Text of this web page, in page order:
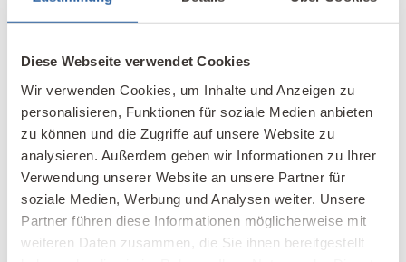
Diese Webseite verwendet Cookies
Wir verwenden Cookies, um Inhalte und Anzeigen zu
personalisieren, Funktionen für soziale Medien anbieten
zu können und die Zugriffe auf unsere Website zu
analysieren. Außerdem geben wir Informationen zu Ihrer
Verwendung unserer Website an unsere Partner für
soziale Medien, Werbung und Analysen weiter. Unsere
Partner führen diese Informationen möglicherweise mit
weiteren Daten zusammen, die Sie ihnen bereitgestellt
Ihre Stimme zählt
Kommentarregeln:
Wir sind neugierig, was Sie zu sagen haben. Hier ist
Raum für Ihre Meinung, Erfahrung, Stellungnahme oder
ergänzende Informationen. Bitte beachten Sie bei Ihrem
Kommentar folgende Regeln:
Bitte keine Fragen:Auf dieser kostenlosen
Informationsplattform können wir keine Fragen
beantworten - bitte stellen Sie Ihre Fragen direkt an